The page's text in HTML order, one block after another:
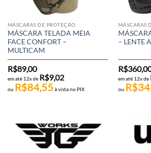
MÁSCARAS DE PROTEÇÃO
MÁSCARA TELADA MEIA
FACE CONFORT –
MULTICAM
R$89,00
em até 12x de R$9,02
ou R$84,55 à vista no PIX
MÁSCARAS
– LENTE
R$
em até 12x de
ou R$